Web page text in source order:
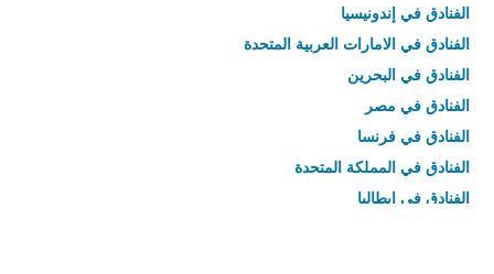
الفنادق في إندونيسيا
الفنادق في الامارات العربية المتحدة
الفنادق في البحرين
الفنادق في مصر
الفنادق في فرنسا
الفنادق في المملكة المتحدة
الفنادق في إيطاليا